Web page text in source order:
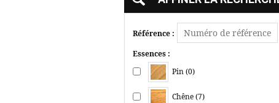
Référence :
Essences :
Pin (0)
Chêne (7)